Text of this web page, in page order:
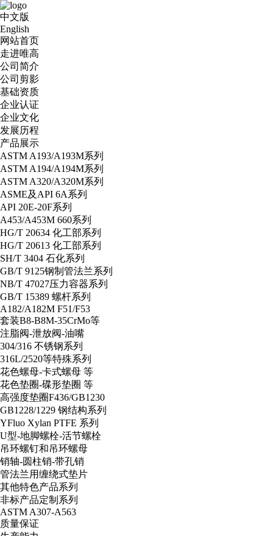
中文版
English
网站首页
走进唯高
公司简介
公司剪影
基础资质
企业认证
企业文化
发展历程
产品展示
ASTM A193/A193M系列
ASTM A194/A194M系列
ASTM A320/A320M系列
ASME及API 6A系列
API 20E-20F系列
A453/A453M 660系列
HG/T 20634 化工部系列
HG/T 20613 化工部系列
SH/T 3404 石化系列
GB/T 9125钢制管法兰系列
NB/T 47027压力容器系列
GB/T 15389 螺杆系列
A182/A182M F51/F53
套装B8-B8M-35CrMo等
注脂阀-泄放阀-油嘴
304/316 不锈钢系列
316L/2520等特殊系列
花色螺母-卡式螺母 等
花色垫圈-碟形垫圈 等
高强度垫圈F436/GB1230
GB1228/1229 钢结构系列
YFluo Xylan PTFE 系列
U型-地脚螺栓-活节螺栓
吊环螺钉和吊环螺母
销轴-圆柱销-带孔销
管法兰用缠绕式垫片
其他特色产品系列
非标产品定制系列
ASTM A307-A563
质量保证